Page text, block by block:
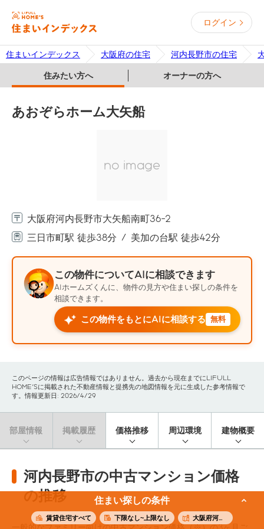
ログイン
住まいインデックス 大阪府の住宅 河内長野市の住宅
住みたい方へ オーナーの方へ
住まい探しの条件
賃貸住宅すべて 下限なし~上限なし 大阪府河内長野市
あおぞらホーム大矢船
no image
大阪府河内長野市大矢船南町36-2
三日市町駅 徒歩38分
美加の台駅 徒歩42分
この物件についてAIに相談できます
AIホームズくんに、物件の見方や住まい探しの条件を
相談できます。
この物件をもとにAIに相談する 無料
このページの情報は広告情報ではありません。過去から現在までにLIFULL
HOME'Sに掲載された不動産情報と提携先の地図情報を元に生成した参考情報で
す。情報更新日: 2026/4/29
部屋情報 掲載履歴 価格推移 周辺環境 建物概要
河内長野市の中古マンション価格
の推移